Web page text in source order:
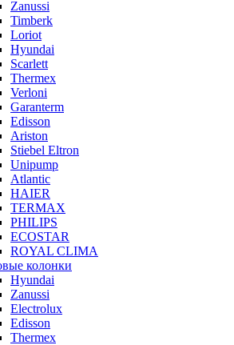
Zanussi
Timberk
Loriot
Hyundai
Scarlett
Thermex
Verloni
Garanterm
Edisson
Ariston
Stiebel Eltron
Unipump
Atlantic
HAIER
TERMAX
PHILIPS
ECOSTAR
ROYAL CLIMA
колонки
Hyundai
Zanussi
Electrolux
Edisson
Thermex